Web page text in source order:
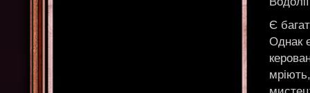
Є
Однак